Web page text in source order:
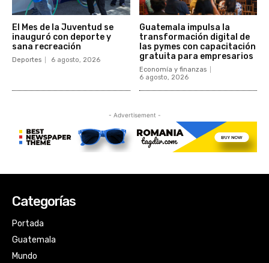
Categorías
Portada
Guatemala
Mundo